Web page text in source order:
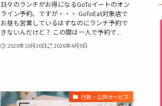
日々のランチがお得になるGoToイートのオン
ライン予約。ですが・・・ GoToEat対象店で
お昼も営業しているはずなのにランチ予約で
きないんだけど？ この間は一人で予約で...
2020年10月30日 2026年4月9日
行政・公共サービス